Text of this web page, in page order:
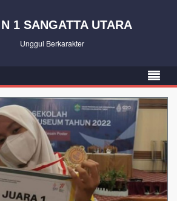
1 SANGATTA UTARA
Unggul Berkarakter